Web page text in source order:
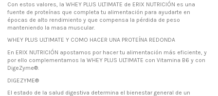
Con estos valores, la WHEY PLUS ULTIMATE de ERIX NUTRICIÓN es una
fuente de proteínas que completa tu alimentación para ayudarte en
épocas de alto rendimiento y que compensa la pérdida de peso
manteniendo la masa muscular.
WHEY PLUS ULTIMATE Y COMO HACER UNA PROTEÍNA REDONDA
En ERIX NUTRICIÓN apostamos por hacer tu alimentación más eficiente, y
por ello complementamos la WHEY PLUS ULTIMATE con Vitamina B6 y con
DigeZyme®.
DIGEZYME®
El estado de la salud digestiva determina el bienestar general de un